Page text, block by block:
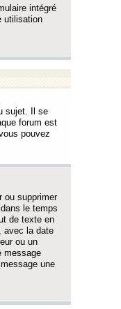
intégré
utilisation
sujet. Il se
forum est
pouvez
ou supprimer
le temps
de texte en
avec la date
ou un
message
une